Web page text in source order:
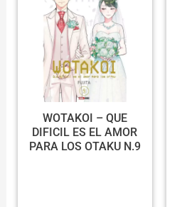
WOTAKOI – QUE
DIFICIL ES EL AMOR
PARA LOS OTAKU N.9